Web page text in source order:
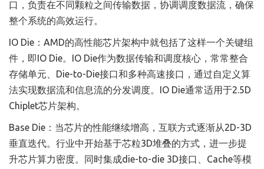
口，负责在不同颗粒之间传输数据，协调调度数据流，确保
整个系统的高效运行。
IO Die：AMD的高性能芯片架构中就包括了这样一个关键组
件，即IO Die。IO Die作为数据传输和调度核心，常常整合
存储单元、Die-to-Die接口和多种高速接口，通过自定义算
法实现数据流和信息流的分发调度。IO Die通常适用于2.5D
Chiplet芯片架构。
Base Die：当芯片的性能继续增高，互联方式逐渐从2D-3D
垂直迭代。行业中开始基于芯粒3D堆叠的方式，进一步提
升芯片算力密度。同时集成die-to-die 3D接口、Cache等模